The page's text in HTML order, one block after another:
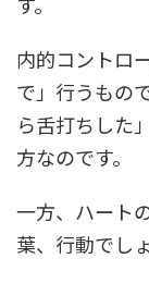
内的コントロ
で」行うもの
ら舌打ちした
方なのです。
一方、ハート
葉、行動でし